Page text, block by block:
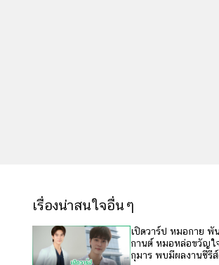
เรื่องน่าสนใจอื่นๆ
เปิดวาร์ป หมอกาย พั
กานต์ หมอหล่อขวัญใ
กุมาร พบมีผลงานซีรี